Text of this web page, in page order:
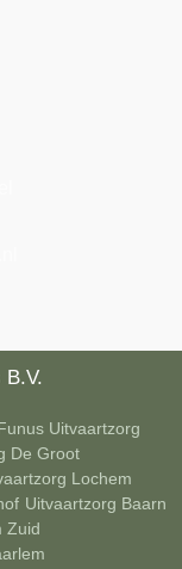
B.V.
Uitvaartzorg
De Groot
Lochem
Uitvaartzorg Baarn
Zuid